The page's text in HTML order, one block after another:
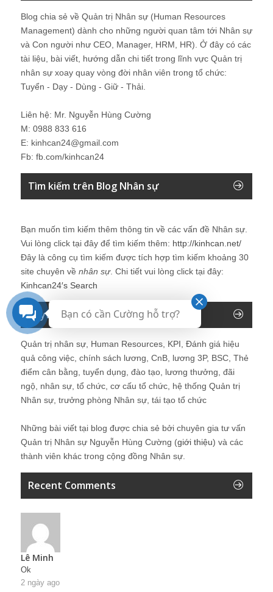
Blog chia sẻ về Quản trị Nhân sự (Human Resources
Management) dành cho những người quan tâm tới Nhân sự
và Con người như CEO, Manager, HRM, HR). Ở đây có các
tài liệu, bài viết, hướng dẫn chi tiết trong lĩnh vực Quản trị
nhân sự xoay quay vòng đời nhân viên trong tổ chức:
Tuyển - Dạy - Dùng - Giữ - Thải.
Liên hệ: Mr. Nguyễn Hùng Cường
M: 0988 833 616
E: kinhcan24@gmail.com
Fb: fb.com/kinhcan24
Tìm kiếm trên Blog Nhân sự
Bạn muốn tìm kiếm thêm thông tin về các vấn đề Nhân sự.
Vui lòng click tại đây để tìm kiếm thêm: http://kinhcan.net/
Đây là công cụ tìm kiếm được tích hợp tìm kiếm khoảng 30
site chuyên về nhân sự. Chi tiết vui lòng click tại đây:
Kinhcan24′s Search
Keyword của Blog
Quản trị nhân sự, Human Resources, KPI, Đánh giá hiệu
quả công việc, chính sách lương, CnB, lương 3P, BSC, Thẻ
điểm cân bằng, tuyển dụng, đào tạo, lương thưởng, đãi
ngộ, nhân sự, tổ chức, cơ cấu tổ chức, hệ thống Quản trị
Nhân sự, trưởng phòng Nhân sự, tái tạo tổ chức
Những bài viết tại blog được chia sẻ bởi chuyên gia tư vấn
Quản trị Nhân sự Nguyễn Hùng Cường (giới thiệu) và các
thành viên khác trong cộng đồng Nhân sự.
Recent Comments
Lê Minh
Ok
2 ngày ago
Bạn có cần Cường hỗ trợ?